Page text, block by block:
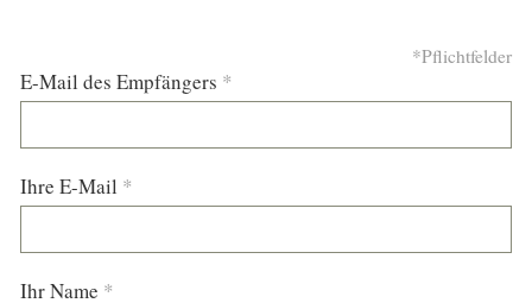
*Pflichtfelder
E-Mail des Empfängers *
Ihre E-Mail *
Ihr Name *